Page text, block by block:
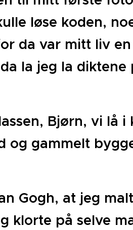
løse koden,
da var mitt liv en
la jeg la
Bjørn, vi lå i
og gammelt
Gogh, at jeg
klorte på selve